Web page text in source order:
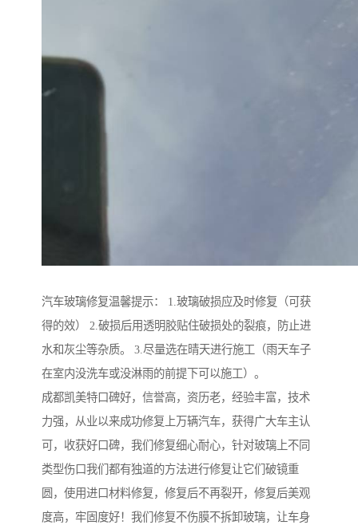
汽车玻璃修复温馨提示： 1.玻璃破损应及时修复（可获
得的效） 2.破损后用透明胶贴住破损处的裂痕，防止进
水和灰尘等杂质。 3.尽量选在晴天进行施工（雨天车子
在室内没洗车或没淋雨的前提下可以施工）。
成都凯美特口碑好，信誉高，资历老，经验丰富，技‌‌术
力强，从业以来成功修复上万辆汽车，获得广大车主认
可，收获好口碑，我们修复细心耐心，针对玻璃上不同
类型伤口我们都有独道的方法进行修复让它们破镜重
圆，使用进口材料修复，修复后不再裂开，修复后美观
度高，牢固度好！我们修复不伤膜不拆卸玻璃，让车身